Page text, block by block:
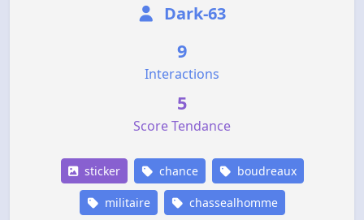
Dark-63
9
Interactions
5
Score Tendance
sticker chance boudreaux
militaire chassealhomme